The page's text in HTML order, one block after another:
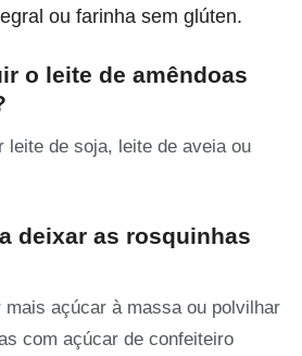
ou farinha sem glúten.
o leite de amêndoas
leite de soja, leite de aveia ou
deixar as rosquinhas
mais açúcar à massa ou polvilhar
com açúcar de confeiteiro